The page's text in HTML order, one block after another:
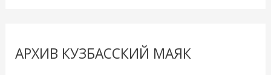
АРХИВ КУЗБАССКИЙ МАЯК